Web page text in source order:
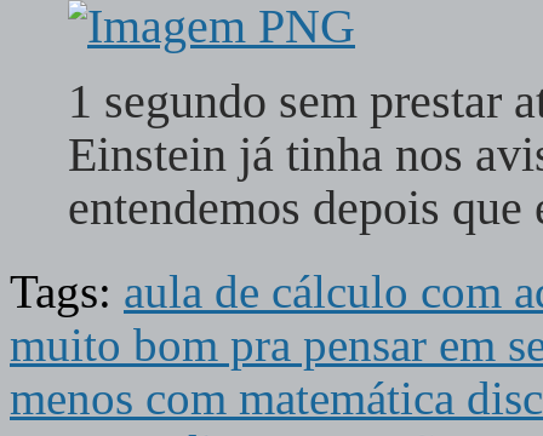
1 segundo sem prestar
Einstein já tinha nos
entendemos depois
Tags: aula de cálculo com
muito bom pra pensar em
menos com matemática